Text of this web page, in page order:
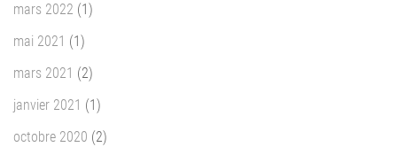
mars 2022 (1)
mai 2021 (1)
mars 2021 (2)
janvier 2021 (1)
octobre 2020 (2)